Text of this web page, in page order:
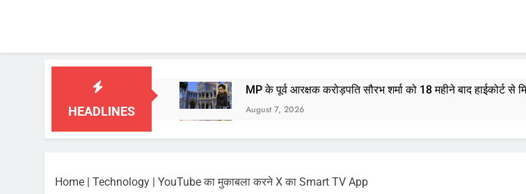
HEADLINES
MP के पूर्व आरक्षक करोड़पति सौरभ शर्मा को 18 महीने बाद हाईकोर्ट से
August 7, 2026
August 7, 2026
Home | Technology | YouTube का मुकाबला करने X का Smart TV App